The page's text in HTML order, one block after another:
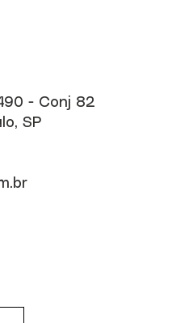
- Conj 82
SP